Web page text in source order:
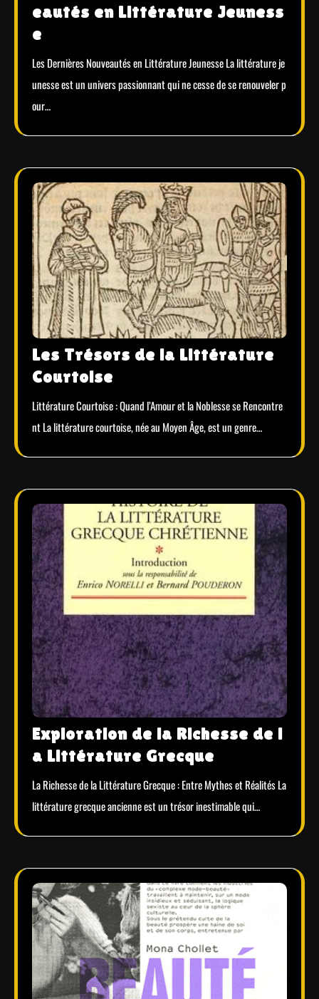
eautés en Littérature Jeuness
e
Les Dernières Nouveautés en Littérature Jeunesse La littérature je
unesse est un univers passionnant qui ne cesse de se renouveler p
our…
Les Trésors de la Littérature
Courtoise
Littérature Courtoise : Quand l’Amour et la Noblesse se Rencontre
nt La littérature courtoise, née au Moyen Âge, est un genre…
Exploration de la Richesse de l
a Littérature Grecque
La Richesse de la Littérature Grecque : Entre Mythes et Réalités La
littérature grecque ancienne est un trésor inestimable qui…